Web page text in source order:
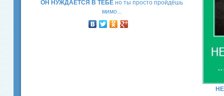
ОН НУЖДАЕТСЯ В ТЕБЕ но ты просто пройдёшь
мимо...